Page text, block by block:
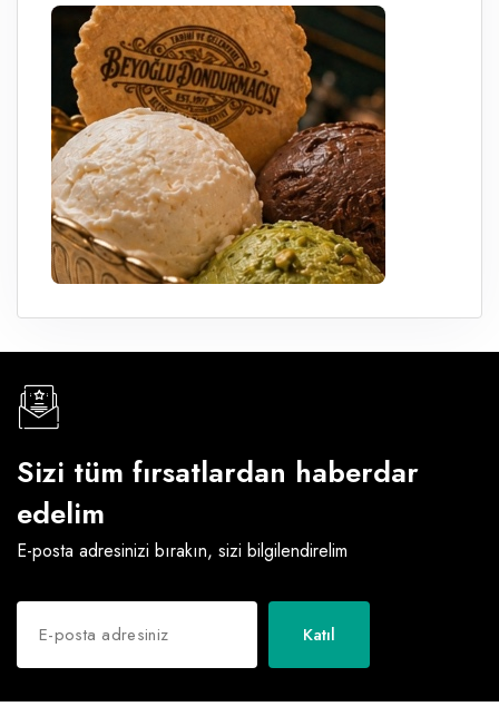
Sizi tüm fırsatlardan haberdar
edelim
E-posta adresinizi bırakın, sizi bilgilendirelim
Katıl